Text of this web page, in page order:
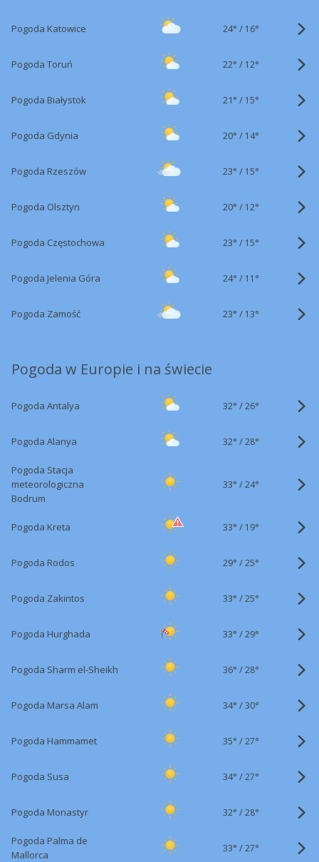
Pogoda Katowice 24° / 16°
Pogoda Toruń 22° / 12°
Pogoda Białystok 21° / 15°
Pogoda Gdynia 20° / 14°
Pogoda Rzeszów 23° / 15°
Pogoda Olsztyn 20° / 12°
Pogoda Częstochowa 23° / 15°
Pogoda Jelenia Góra 24° / 11°
Pogoda Zamość 23° / 13°
Pogoda w Europie i na świecie
Pogoda Antalya 32° /26°
Pogoda Alanya 32° /28°
Pogoda Stacja
meteorologiczna
Bodrum
33° /24°
Pogoda Kreta 33° / 19°
Pogoda Rodos 29° /25°
Pogoda Zakintos 33° /25°
Pogoda Hurghada 33° /29°
Pogoda Sharm el-Sheikh 36° /28°
Pogoda Marsa Alam 34° /30°
Pogoda Hammamet 35° /27°
Pogoda Susa 34° /27°
Pogoda Monastyr 32° /28°
Pogoda Palma de
Mallorca
33° /27°